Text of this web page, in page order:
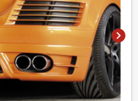
chevron_right